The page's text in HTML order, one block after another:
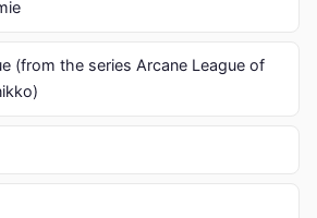
(from the series Arcane League of